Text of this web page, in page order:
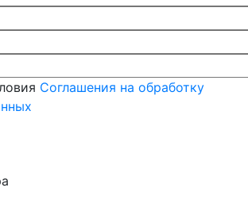
Соглашения на обработку